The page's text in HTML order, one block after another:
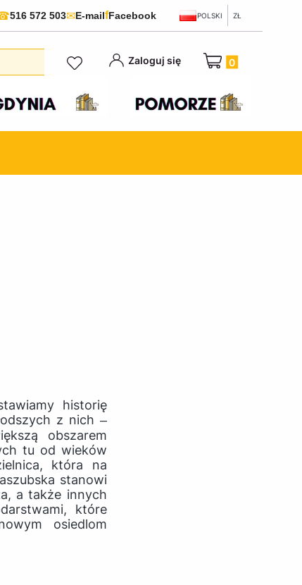
516 572 503✉E-mailfFacebook POLSKI ZŁ
Zaloguj się Produkty w
historię
z nich ‒
obszarem
tu od wieków
która na
stanowi
a także innych
które
osiedlom